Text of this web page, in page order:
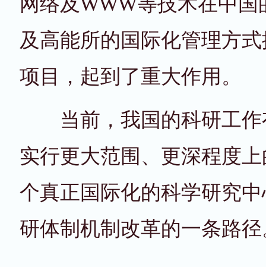
及高能所的国际化管理方
项目，起到了重大作用。
当前，我国的科研工作
实行更大范围、更深程度
个真正国际化的科学研究
研体制机制改革的一条路